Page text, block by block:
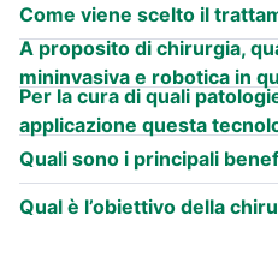
Come viene scelto il
A proposito di chirurgia,
mininvasiva e robotica in
Per la cura di quali
applicazione questa
Quali sono i principali
Qual è l’obiettivo della